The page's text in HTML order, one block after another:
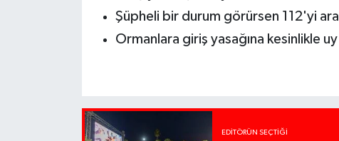
Şüpheli bir durum görürsen 112'yi ara
Ormanlara giriş yasağına kesinlikle uy
EDITÖRÜN SEÇTIĞI